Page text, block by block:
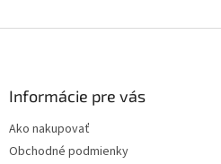
Informácie pre vás
Ako nakupovať
Obchodné podmienky